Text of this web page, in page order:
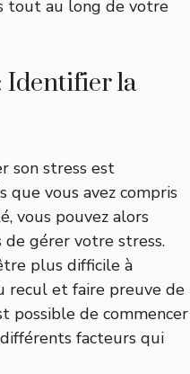
tout au long de votre
Identifier la
son stress est
que vous avez compris
vous pouvez alors
de gérer votre stress.
plus difficile à
recul et faire preuve de
possible de commencer
facteurs qui